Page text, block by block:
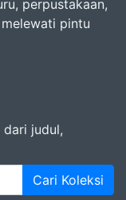
perpustakaan,
pintu
judul,
Cari Koleksi